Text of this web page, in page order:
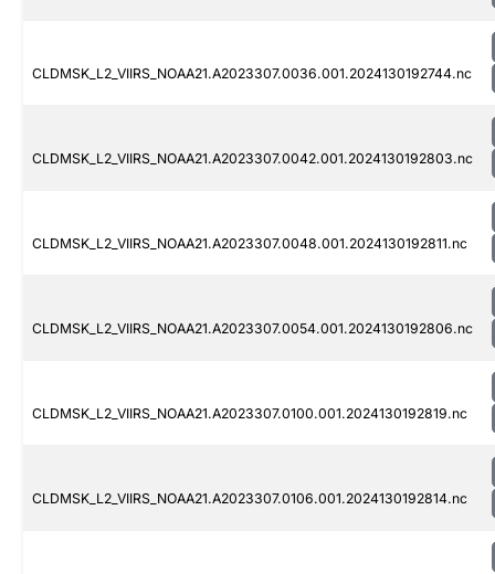
CLDMSK_L2_VIIRS_NOAA21.A2023307.0036.001.2024130192744.nc
CLDMSK_L2_VIIRS_NOAA21.A2023307.0042.001.2024130192803.nc
CLDMSK_L2_VIIRS_NOAA21.A2023307.0048.001.2024130192811.nc
CLDMSK_L2_VIIRS_NOAA21.A2023307.0054.001.2024130192806.nc
CLDMSK_L2_VIIRS_NOAA21.A2023307.0100.001.2024130192819.nc
CLDMSK_L2_VIIRS_NOAA21.A2023307.0106.001.2024130192814.nc